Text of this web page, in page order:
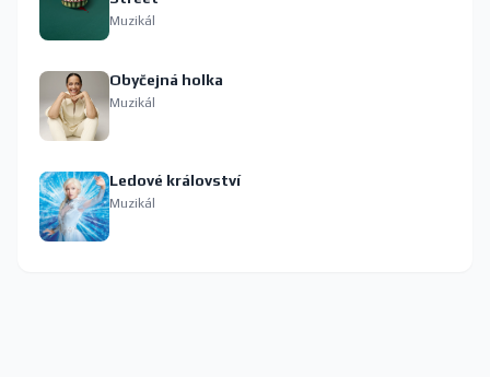
Muzikál
Obyčejná holka
Muzikál
Ledové království
Muzikál